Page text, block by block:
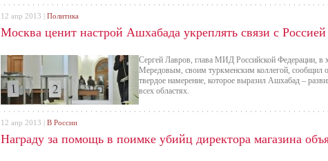
Москва ценит настрой Ашхабада укреплять связи с Россией
Сергей Лавров, глава МИД Российской Федерации, в
Мередовым, своим туркменским коллегой, сообщил
твердое намерение, которое выразил Ашхабад –
всех областях.
12 апр 2013 | Политика
Награду за помощь в поимке убийц директора магазина
12 апр 2013 | В России